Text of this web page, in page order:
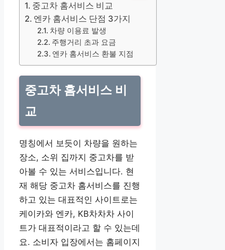
중고차 홈서비스 비교
엔카 홈서비스 단점 3가지
차량 이용료 발생
주행거리 초과 요금
엔카 홈서비스 환불 지점
중고차 홈서비스 비
교
명칭에서 보듯이 차량을 원하는
장소, 소위 집까지 중고차를 받
아볼 수 있는 서비스입니다. 현
재 해당 중고차 홈서비스를 진행
하고 있는 대표적인 사이트로는
케이카와 엔카, KB차차차 사이
트가 대표적이라고 할 수 있는데
요. 소비자 입장에서는 홈페이지